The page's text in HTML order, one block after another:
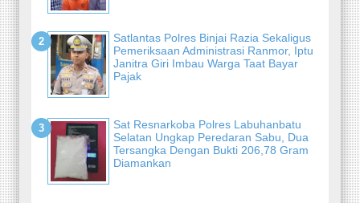
Satlantas Polres Binjai Razia Sekaligus
Pemeriksaan Administrasi Ranmor, Iptu
Janitra Giri Imbau Warga Taat Bayar
Pajak
Sat Resnarkoba Polres Labuhanbatu
Selatan Ungkap Peredaran Sabu, Dua
Tersangka Dengan Bukti 206,78 Gram
Diamankan